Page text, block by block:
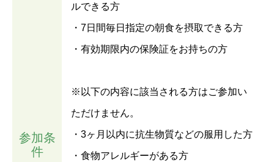
参加条
件
ルできる方
・7日間毎日指定の朝食を摂取できる方
・有効期限内の保険証をお持ちの方
※以下の内容に該当される方はご参加い
ただけません。
・3ヶ月以内に抗生物質などの服用した方
・食物アレルギーがある方